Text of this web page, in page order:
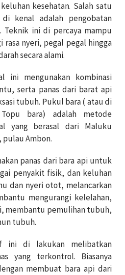
kesehatan. Salah satu
kenal adalah pengobatan
Teknik ini di percaya mampu
rasa nyeri, pegal pegal hingga
secara alami.
ini mengunakan kombinasi
serta panas dari barat api
tubuh. Pukul bara ( atau di
bara) adalah metode
yang berasal dari Maluku
pulau Ambon.
panas dari bara api untuk
penyakit fisik, dan keluhan
dan nyeri otot, melancarkan
mengurangi kelelahan,
membantu pemulihan tubuh,
tubuh.
ini di lakukan melibatkan
yang terkontrol. Biasanya
membuat bara api dari